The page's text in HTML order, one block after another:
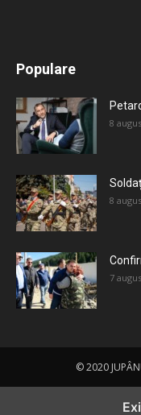
Populare
8
8
7
© 2020